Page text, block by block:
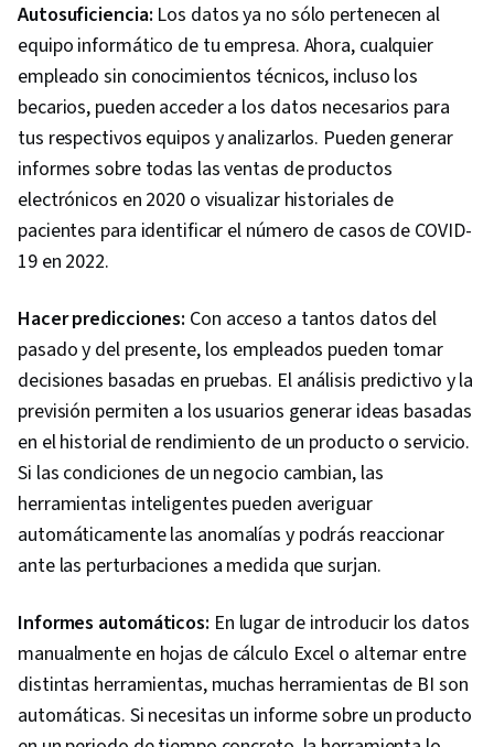
Commerce, Search Engine Optimization, Media
Planning, Performance Measurement, Google
Ads, Social Media Management, Social Media
Strategy, Client Services, Marketing, Data
Storytelling, Keyword Research, Search Engine
Marketing, Content Optimization, Customer
Engagement, Conversion Funnel Analysis,
Persona Development, Advertising Campaigns,
Marketing, Digital Advertising, Target Audience,
Market Research, Sales, Order Processing,
Business Research, Sales Strategy, General
Sales Practices, Retail Store Operations,
Market Trend, Retail Management, Order
Delivery, Shipping and Receiving, Order
Management, Customer Retention,
Copywriting, Smart Goals, Email Automation,
Digital Marketing Campaigns, Campaign
Marketing Automation, Digital Analysis, Digital
Marketing Tools, Marketing Analytics, Key
Performance Indicators (KPIs), Promotional
Strategies, Personally Identifiable Information,
Autosuficiencia: Los datos ya no sólo pertenecen al
equipo informático de tu empresa. Ahora, cualquier
empleado sin conocimientos técnicos, incluso los
becarios, pueden acceder a los datos necesarios para
tus respectivos equipos y analizarlos. Pueden generar
informes sobre todas las ventas de productos
electrónicos en 2020 o visualizar historiales de
pacientes para identificar el número de casos de COVID-
19 en 2022.
Hacer predicciones: Con acceso a tantos datos del
pasado y del presente, los empleados pueden tomar
decisiones basadas en pruebas. El análisis predictivo y la
previsión permiten a los usuarios generar ideas basadas
en el historial de rendimiento de un producto o servicio.
Si las condiciones de un negocio cambian, las
herramientas inteligentes pueden averiguar
automáticamente las anomalías y podrás reaccionar
ante las perturbaciones a medida que surjan.
Informes automáticos: En lugar de introducir los datos
manualmente en hojas de cálculo Excel o alternar entre
distintas herramientas, muchas herramientas de BI son
automáticas. Si necesitas un informe sobre un producto